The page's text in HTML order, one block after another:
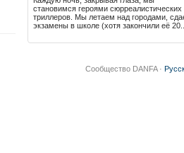
становимся героями сюрреалистических
триллеров. Мы летаем над городами,
экзамены в школе (хотя закончили её 20...
Сообщество DANFA ·